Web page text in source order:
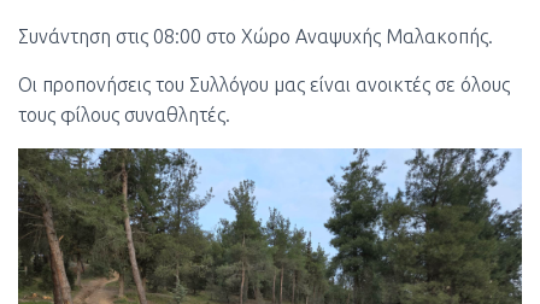
Συνάντηση στις 08:00 στο Χώρο Αναψυχής Μαλακοπής.
Οι προπονήσεις του Συλλόγου μας είναι ανοικτές σε όλους
τους φίλους συναθλητές.